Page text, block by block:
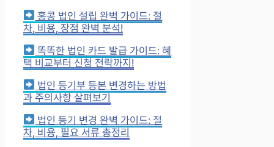
홍콩 법인 설립 완벽 가이드: 절
차, 비용, 장점 완벽 분석!
똑똑한 법인 카드 발급 가이드: 혜
택 비교부터 신청 전략까지!
법인 등기부 등본 변경하는 방법
과 주의사항 살펴보기
법인 등기 변경 완벽 가이드: 절
차, 비용, 필요 서류 총정리